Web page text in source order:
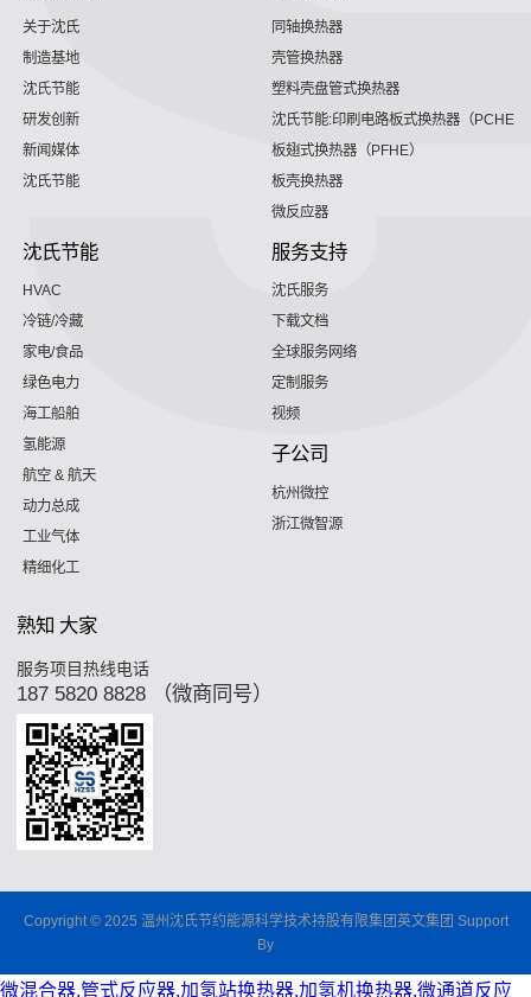
关于沈氏
制造基地
沈氏节能
研发创新
新闻媒体
沈氏节能
同轴换热器
壳管换热器
塑料壳盘管式换热器
沈氏节能:印刷电路板式换热器（PCHE）
板翅式换热器（PFHE）
板壳换热器
微反应器
沈氏节能
HVAC
冷链/冷藏
家电/食品
绿色电力
海工船舶
氢能源
航空 & 航天
动力总成
工业气体
精细化工
服务支持
沈氏服务
下载文档
全球服务网络
定制服务
视频
子公司
杭州微控
浙江微智源
熟知 大家
服务项目热线电话
187 5820 8828 （微商同号）
Copyright © 2025 温州沈氏节约能源科学技术持股有限集团英文集团 Support
By
微混合器,管式反应器,加氢站换热器,加氢机换热器,微通道反应